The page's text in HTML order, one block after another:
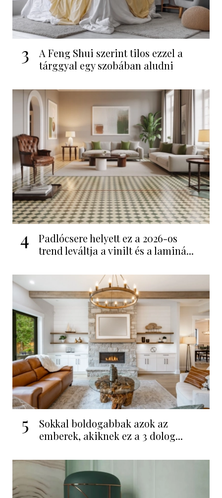
3
A Feng Shui szerint tilos ezzel a
tárggyal egy szobában aludni
4
Padlócsere helyett ez a 2026-os
trend leváltja a vinilt és a laminá...
5
Sokkal boldogabbak azok az
emberek, akiknek ez a 3 dolog...